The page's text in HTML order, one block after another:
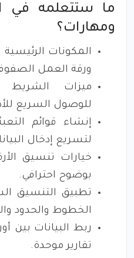
ما ستتعلمه في
ومهارات؟
المكونات الرئيسية
ورقة العمل
للوصول السريع
إنشاء قوائم
لتسريع إدخال
خيارات تنسيق
بوضوح احترافي.
تطبيق التنسيق
الخطوط والحدود
ربط البيانات بين
تقارير موحدة.